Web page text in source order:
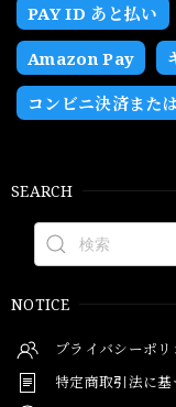
PAY ID あと払い
Amazon Pay
コンビニ決済また
SEARCH
NOTICE
プライバシーポリ
特定商取引法に